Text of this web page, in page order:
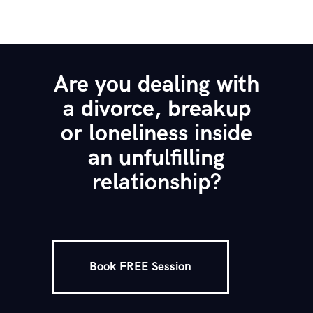
Are you dealing with
a divorce, breakup
or loneliness inside
an unfulfilling
relationship?
Book FREE Session